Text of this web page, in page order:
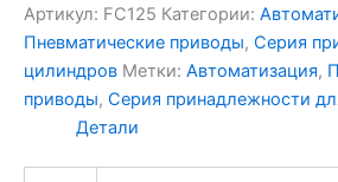
Aignep
FC125
Артикул: FC125 Категории:
Пневматические приводы, Серия
цилиндров Метки: Автоматизация,
приводы, Серия принадлежности
Детали